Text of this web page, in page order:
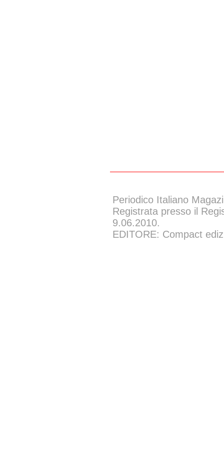
Periodico Italiano
Registrata presso il
9.06.2010.
EDITORE: Compact